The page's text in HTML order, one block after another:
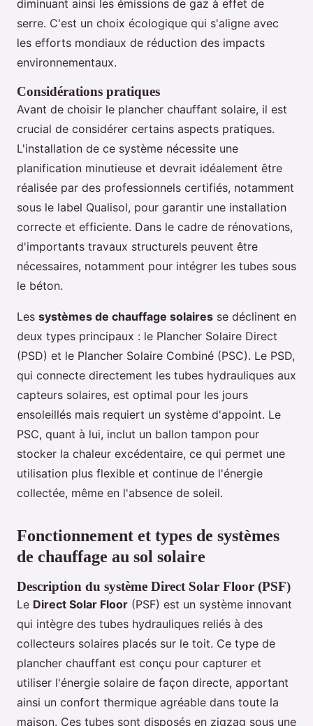
diminuant ainsi les émissions de gaz à effet de
serre. C'est un choix écologique qui s'aligne avec
les efforts mondiaux de réduction des impacts
environnementaux.
Considérations pratiques
Avant de choisir le plancher chauffant solaire, il est
crucial de considérer certains aspects pratiques.
L'installation de ce système nécessite une
planification minutieuse et devrait idéalement être
réalisée par des professionnels certifiés, notamment
sous le label Qualisol, pour garantir une installation
correcte et efficiente. Dans le cadre de rénovations,
d'importants travaux structurels peuvent être
nécessaires, notamment pour intégrer les tubes sous
le béton.
Les systèmes de chauffage solaires se déclinent en
deux types principaux : le Plancher Solaire Direct
(PSD) et le Plancher Solaire Combiné (PSC). Le PSD,
qui connecte directement les tubes hydrauliques aux
capteurs solaires, est optimal pour les jours
ensoleillés mais requiert un système d'appoint. Le
PSC, quant à lui, inclut un ballon tampon pour
stocker la chaleur excédentaire, ce qui permet une
utilisation plus flexible et continue de l'énergie
collectée, même en l'absence de soleil.
Fonctionnement et types de systèmes
de chauffage au sol solaire
Description du système Direct Solar Floor (PSF)
Le Direct Solar Floor (PSF) est un système innovant
qui intègre des tubes hydrauliques reliés à des
collecteurs solaires placés sur le toit. Ce type de
plancher chauffant est conçu pour capturer et
utiliser l'énergie solaire de façon directe, apportant
ainsi un confort thermique agréable dans toute la
maison. Ces tubes sont disposés en zigzag sous une